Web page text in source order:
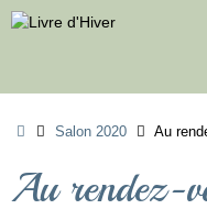
Passer
au
AccueilSalon 2020 Au
Au rendez-